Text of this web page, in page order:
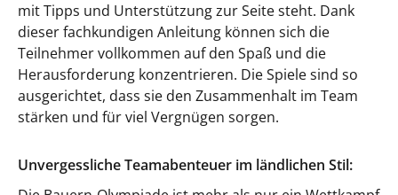
mit Tipps und Unterstützung zur Seite steht. Dank
dieser fachkundigen Anleitung können sich die
Teilnehmer vollkommen auf den Spaß und die
Herausforderung konzentrieren. Die Spiele sind so
ausgerichtet, dass sie den Zusammenhalt im Team
stärken und für viel Vergnügen sorgen.
Unvergessliche Teamabenteuer im ländlichen Stil: